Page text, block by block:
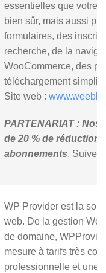
essentielles que votre
bien sûr, mais aussi
formulaires, des
recherche, de la
WooCommerce, des
téléchargement
Site web :
PARTENARIAT :
de 20 % de réduction
abonnements. Suivez
WP Provider est la
web. De la gestion
de domaine,
mesure à tarifs très
professionnelle et une